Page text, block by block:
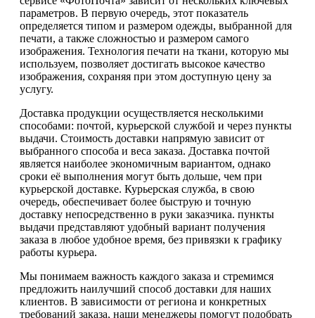
параметров. В первую очередь, этот показатель
определяется типом и размером одежды, выбранной для
печати, а также сложностью и размером самого
изображения. Технология печати на ткани, которую мы
используем, позволяет достигать высокое качество
изображения, сохраняя при этом доступную цену за
услугу.
Доставка продукции осуществляется несколькими
способами: почтой, курьерской службой и через пункты
выдачи. Стоимость доставки напрямую зависит от
выбранного способа и веса заказа. Доставка почтой
является наиболее экономичным вариантом, однако
сроки её выполнения могут быть дольше, чем при
курьерской доставке. Курьерская служба, в свою
очередь, обеспечивает более быструю и точную
доставку непосредственно в руки заказчика. пункты
выдачи представляют удобный вариант получения
заказа в любое удобное время, без привязки к графику
работы курьера.
Мы понимаем важность каждого заказа и стремимся
предложить наилучший способ доставки для наших
клиентов. В зависимости от региона и конкретных
требований заказа, наши менеджеры помогут подобрать